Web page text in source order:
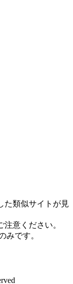
た類似サイトが見
意ください。
みです。